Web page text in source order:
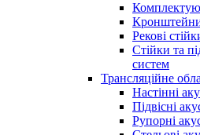
Кронштейни
Рекові
Стійки та
систем
Трансляційне
Настінні
Підвісні
Рупорні